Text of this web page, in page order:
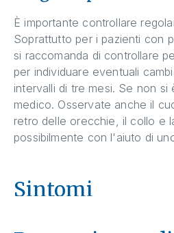
È importante controllare
Soprattutto per i pazienti con
si raccomanda di controllare
per individuare eventuali
intervalli di tre mesi. Se non si
medico. Osservate anche il
retro delle orecchie, il collo e
possibilmente con l'aiuto di
Sintomi